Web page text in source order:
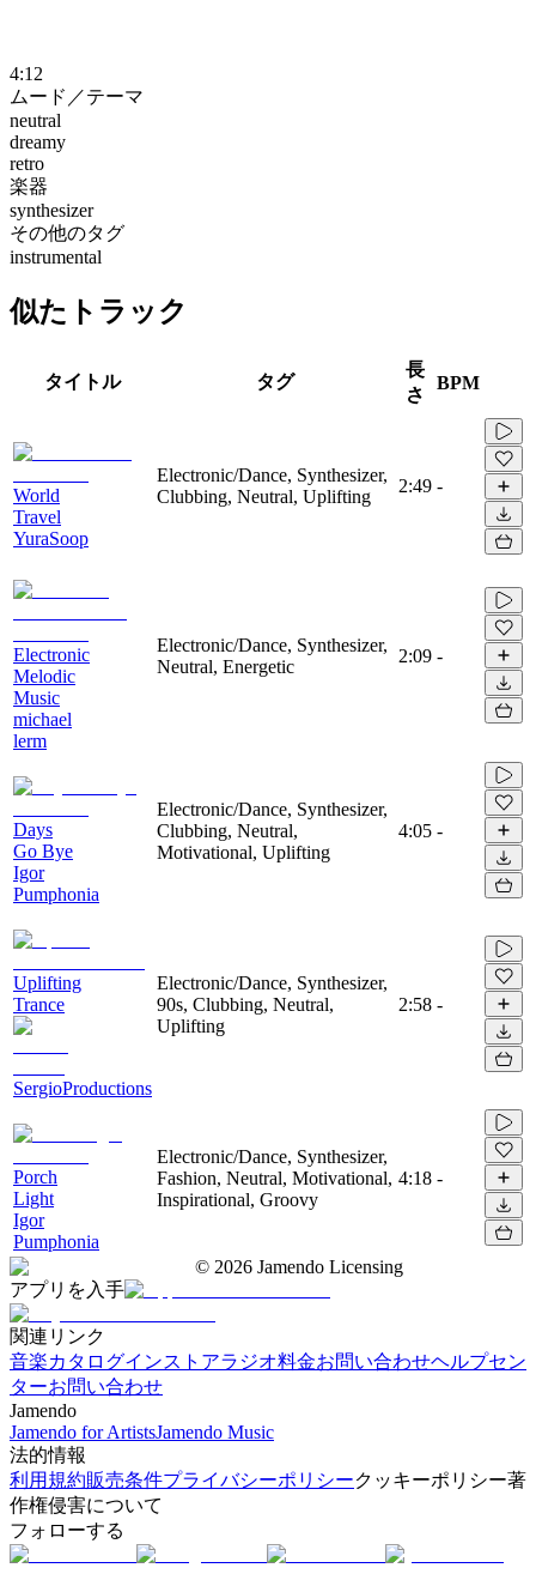
4:12
ムード／テーマ
neutral
dreamy
retro
楽器
synthesizer
その他のタグ
instrumental
似たトラック
タイトル タグ
長
さ
BPM
World
Travel
YuraSoop
Electronic/Dance, Synthesizer,
Clubbing, Neutral, Uplifting
2:49 -
Electronic
Melodic
Music
michael
lerm
Electronic/Dance, Synthesizer,
Neutral, Energetic
2:09 -
Days
Go Bye
Igor
Pumphonia
Electronic/Dance, Synthesizer,
Clubbing, Neutral,
Motivational, Uplifting
4:05 -
Uplifting
Trance
SergioProductions
Electronic/Dance, Synthesizer,
90s, Clubbing, Neutral,
Uplifting
2:58 -
Porch
Light
Igor
Pumphonia
Electronic/Dance, Synthesizer,
Fashion, Neutral, Motivational,
Inspirational, Groovy
4:18 -
© 2026 Jamendo Licensing
アプリを入手
関連リンク
音楽カタログインストアラジオ料金お問い合わせヘルプセン
ターお問い合わせ
Jamendo
Jamendo for ArtistsJamendo Music
法的情報
利用規約販売条件プライバシーポリシークッキーポリシー著
作権侵害について
フォローする